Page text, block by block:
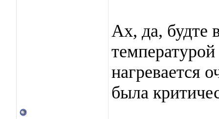
Ах, да, будте
температурой
нагревается
была